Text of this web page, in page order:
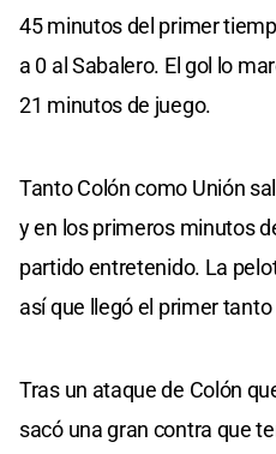
45 minutos del primer
a 0 al Sabalero. El gol lo
21 minutos de juego.
Tanto Colón como Unión
y en los primeros minutos
partido entretenido. La
así que llegó el primer
Tras un ataque de Colón
sacó una gran contra que